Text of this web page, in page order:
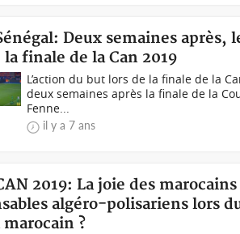
Deux semaines après,
la finale de la Can 2019
L’action du but lors de la finale de la
deux semaines après la finale de la
Fenne...
il y a 7 ans
2019: La joie des
algéro-polisariens lors
marocain ?